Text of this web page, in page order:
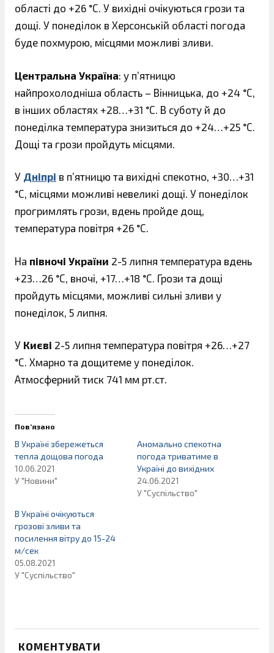
області до +26 °С. У вихідні очікуються грози та
дощі. У понеділок в Херсонській області погода
буде похмурою, місцями можливі зливи.
Центральна Україна: у п’ятницю
найпрохолодніша область – Вінницька, до +24 °С,
в інших областях +28…+31 °С. В суботу й до
понеділка температура знизиться до +24…+25 °С.
Дощі та грози пройдуть місцями.
У Дніпрі в п’ятницю та вихідні спекотно, +30…+31
°С, місцями можливі невеликі дощі. У понеділок
прогримлять грози, вдень пройде дощ,
температура повітря +26 °С.
На півночі України 2-5 липня температура вдень
+23…26 °С, вночі, +17…+18 °С. Грози та дощі
пройдуть місцями, можливі сильні зливи у
понеділок, 5 липня.
У Києві 2-5 липня температура повітря +26…+27
°С. Хмарно та дощитеме у понеділок.
Атмосферний тиск 741 мм рт.ст.
Пов’язано
В Україні збережеться
тепла дощова погода
10.06.2021
У "Новини"
Аномально спекотна
погода триватиме в
Україні до вихідних
24.06.2021
У "Суспільство"
В Україні очікуються
грозові зливи та
посилення вітру до 15-24
м/сек
05.08.2021
У "Суспільство"
КОМЕНТУВАТИ